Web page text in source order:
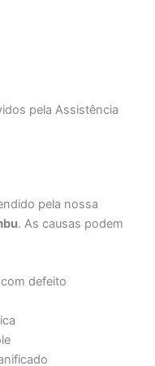
pela Assistência
pela nossa
. As causas podem
defeito